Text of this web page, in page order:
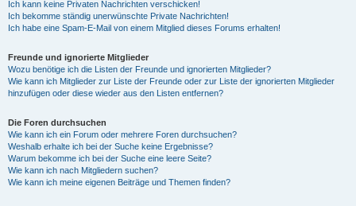
Ich kann keine Privaten Nachrichten verschicken!
Ich bekomme ständig unerwünschte Private Nachrichten!
Ich habe eine Spam-E-Mail von einem Mitglied dieses Forums erhalten!
Freunde und ignorierte Mitglieder
Wozu benötige ich die Listen der Freunde und ignorierten Mitglieder?
Wie kann ich Mitglieder zur Liste der Freunde oder zur Liste der ignorierten Mitglieder
hinzufügen oder diese wieder aus den Listen entfernen?
Die Foren durchsuchen
Wie kann ich ein Forum oder mehrere Foren durchsuchen?
Weshalb erhalte ich bei der Suche keine Ergebnisse?
Warum bekomme ich bei der Suche eine leere Seite?
Wie kann ich nach Mitgliedern suchen?
Wie kann ich meine eigenen Beiträge und Themen finden?